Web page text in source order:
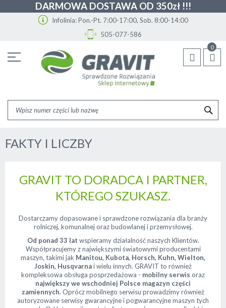
DARMOWA DOSTAWA OD 350zł !!!
Infolinia: Pon.-Pt. 7:00-17:00, Sob. 8:00-14:00
505-077-586
treści
0
FAKTY I LICZBY
GRAVIT TO DORADCA I PARTNER,
KTÓREGO SZUKASZ.
Dostarczamy dopasowane i sprawdzone rozwiązania dla branży
rolniczej, komunalnej oraz budowlanej i przemysłowej.
Od ponad 33 lat wspieramy działalność naszych Klientów.
Współpracujemy z największymi światowymi producentami
maszyn, takimi jak Manitou, Kubota, Horsch, Kuhn, Wielton,
Joskin, Husqvarnai wielu innych. GRAVIT to również
kompleksowa obsługa posprzedażowa - mobilny serwis oraz
największy we wschodniej Polsce magazyn części
zamiennych.Oprócz mobilnego serwisu prowadzimy również
autoryzowane serwisy gwarancyjne i pogwarancyjne maszyn tych